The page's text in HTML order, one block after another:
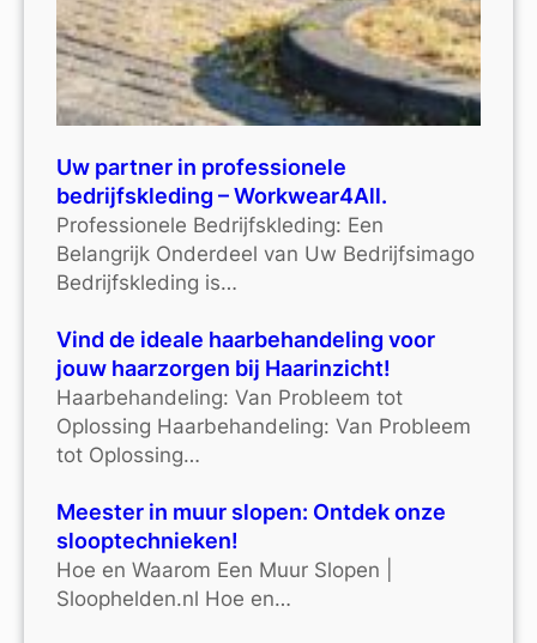
Uw partner in professionele
bedrijfskleding – Workwear4All.
Professionele Bedrijfskleding: Een
Belangrijk Onderdeel van Uw Bedrijfsimago
Bedrijfskleding is…
Vind de ideale haarbehandeling voor
jouw haarzorgen bij Haarinzicht!
Haarbehandeling: Van Probleem tot
Oplossing Haarbehandeling: Van Probleem
tot Oplossing…
Meester in muur slopen: Ontdek onze
slooptechnieken!
Hoe en Waarom Een Muur Slopen |
Sloophelden.nl Hoe en…